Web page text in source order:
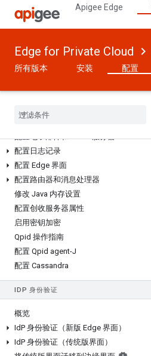
Apigee Edge
Edge for Private Cloud
所有版本 安装 配置
如何配置 Edge
关于行星、区域、Pod、组织、环境和虚
拟主机
Nginx 1.26 变更
使用 apigee-adminapi.sh 实用程序
配置电子邮件和 SMTP 服务器
配置日志记录
配置 Edge 界面
配置路由器和消息处理器
修改 Java 内存设置
配置创收服务器属性
启用密钥加密
Qpid 操作指南
配置 Qpid agent-J
配置 Cassandra
IDP 身份验证
概览
IdP 身份验证（新版 Edge 界面）
IdP 身份验证（传统版界面）